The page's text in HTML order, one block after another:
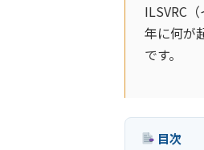
ILSVRC
年に何が
です。
目次